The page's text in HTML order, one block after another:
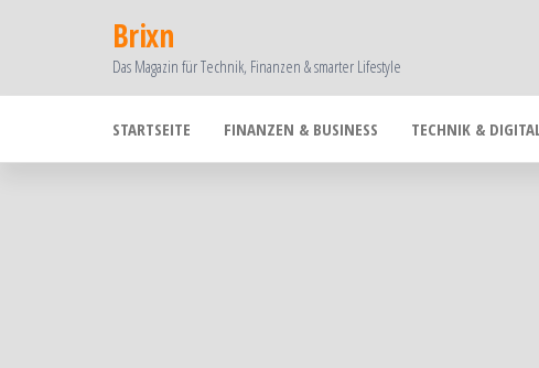
springen
Brixn
Das Magazin für Technik, Finanzen & smarter Lifestyle
STARTSEITE FINANZEN & BUSINESS TECHNIK &